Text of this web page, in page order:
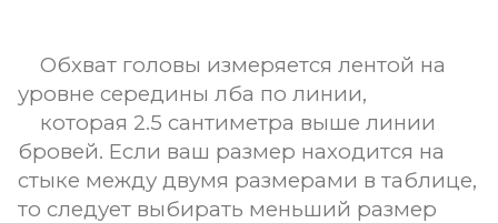
Обхват головы измеряется лентой на
уровне середины лба по линии,
которая 2.5 сантиметра выше линии
бровей. Если ваш размер находится на
стыке между двумя размерами в таблице,
то следует выбирать меньший размер